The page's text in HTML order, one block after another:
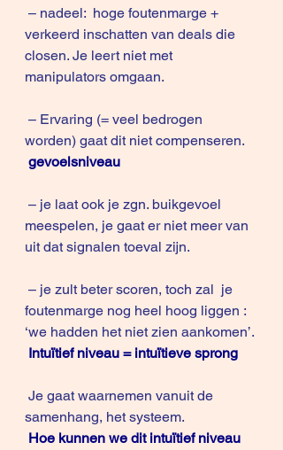
verkeerd inschatten van deals die
closen. Je leert niet met
manipulators omgaan.
worden) gaat dit niet compenseren.
gevoelsniveau
meespelen, je gaat er niet meer van
uit dat signalen toeval zijn.
foutenmarge nog heel hoog liggen :
‘we hadden het niet zien aankomen’.
Intuïtief niveau = intuïtieve sprong
samenhang, het systeem.
Hoe kunnen we dit intuïtief niveau